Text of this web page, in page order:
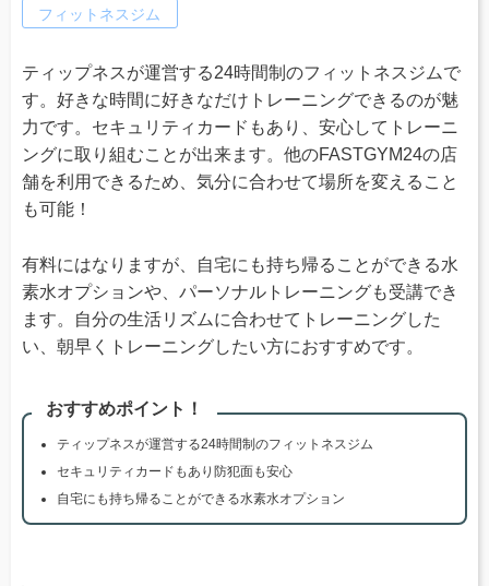
フィットネスジム
ティップネスが運営する24時間制のフィットネスジムで
す。好きな時間に好きなだけトレーニングできるのが魅
力です。セキュリティカードもあり、安心してトレーニ
ングに取り組むことが出来ます。他のFASTGYM24の店
舗を利用できるため、気分に合わせて場所を変えること
も可能！
有料にはなりますが、自宅にも持ち帰ることができる水
素水オプションや、パーソナルトレーニングも受講でき
ます。自分の生活リズムに合わせてトレーニングした
い、朝早くトレーニングしたい方におすすめです。
おすすめポイント！
ティップネスが運営する24時間制のフィットネスジム
セキュリティカードもあり防犯面も安心
自宅にも持ち帰ることができる水素水オプション